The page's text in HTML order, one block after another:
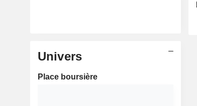
Univers
Place boursière